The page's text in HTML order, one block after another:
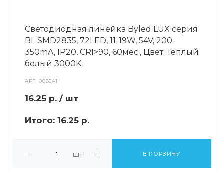
Светодиодная линейка Byled LUX серия
BL SMD2835, 72LED, 11-19W, 54V, 200-
350mA, IP20, CRI>90, 60мес., Цвет: Теплый
белый 3000K
АРТ.008541
16.25 р. / шт
Итого: 16.25 р.
шт В КОРЗИНУ